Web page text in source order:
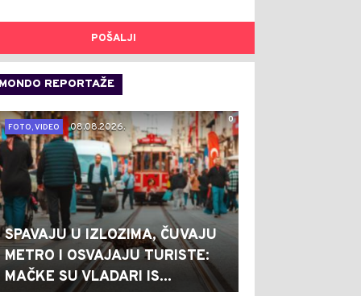
POŠALJI
MONDO REPORTAŽE
0
FOTO, VIDEO
08.08.2026.
SPAVAJU U IZLOZIMA, ČUVAJU
METRO I OSVAJAJU TURISTE:
MAČKE SU VLADARI IS...